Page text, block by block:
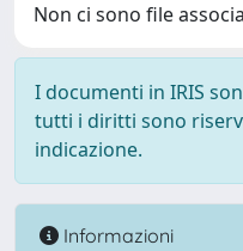
Non ci sono file
I documenti in IRIS
tutti i diritti sono
indicazione.
Informazioni